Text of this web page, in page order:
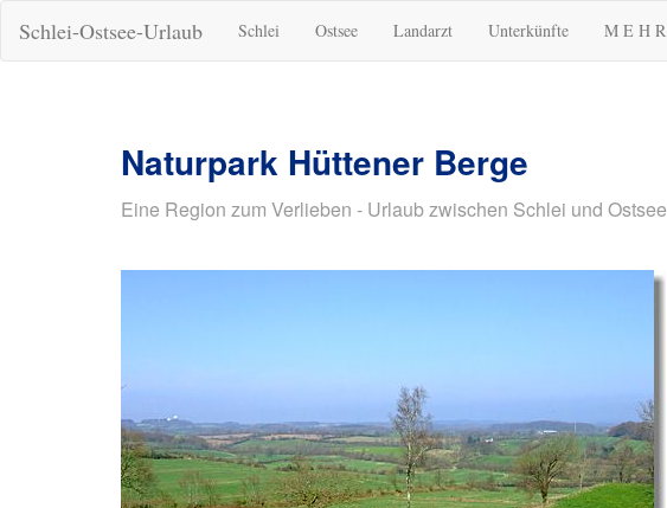
Schlei-Ostsee-Urlaub Schlei Ostsee Landarzt Unterkünfte M E H R
Naturpark Hüttener Berge
Eine Region zum Verlieben - Urlaub zwischen Schlei und Ostsee